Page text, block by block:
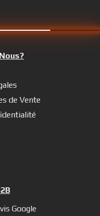
de Vente
Google